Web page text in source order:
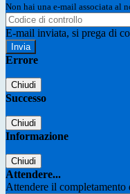
Non hai una e-mail associata al
E-mail inviata, si prega di
Errore
Chiudi
Successo
Chiudi
Informazione
Chiudi
Attendere...
Attendere il completamento